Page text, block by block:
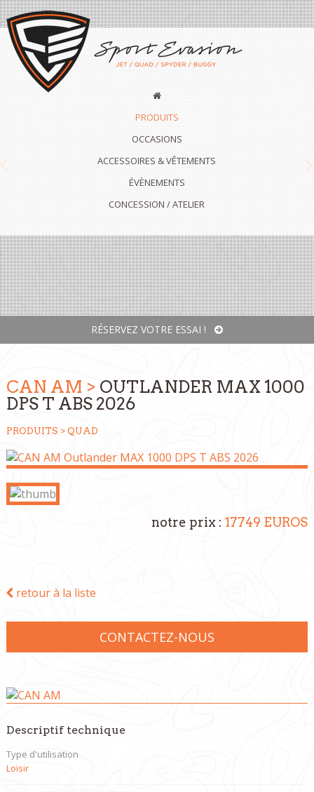
PRODUITS
OCCASIONS
ACCESSOIRES & VÊTEMENTS
ÉVÈNEMENTS
CONCESSION / ATELIER
Previous
RÉSERVEZ VOTRE ESSAI !
CAN AM > OUTLANDER MAX 1000
DPS T ABS 2026
PRODUITS > QUAD
notre prix :17749 EUROS
retour à la liste
CONTACTEZ-NOUS
Descriptif technique
Type d'utilisation
Loisir